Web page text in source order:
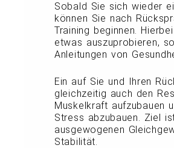
Sobald Sie sich wieder
können Sie nach
Training beginnen.
etwas auszuprobieren,
Anleitungen von
Ein auf Sie und Ihren
gleichzeitig auch den
Muskelkraft aufzubauen
Stress abzubauen. Ziel
ausgewogenen
Stabilität.